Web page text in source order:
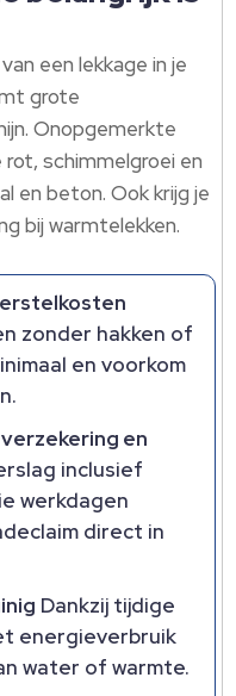
een lekkage in je
grote
Onopgemerkte
schimmelgroei en
en beton.​ Ook krijg je
bij warmtelekken.​
zonder hakken of
en voorkom
en
inclusief
werkdagen
direct in
Dankzij tijdige
energieverbruik
water of warmte.​